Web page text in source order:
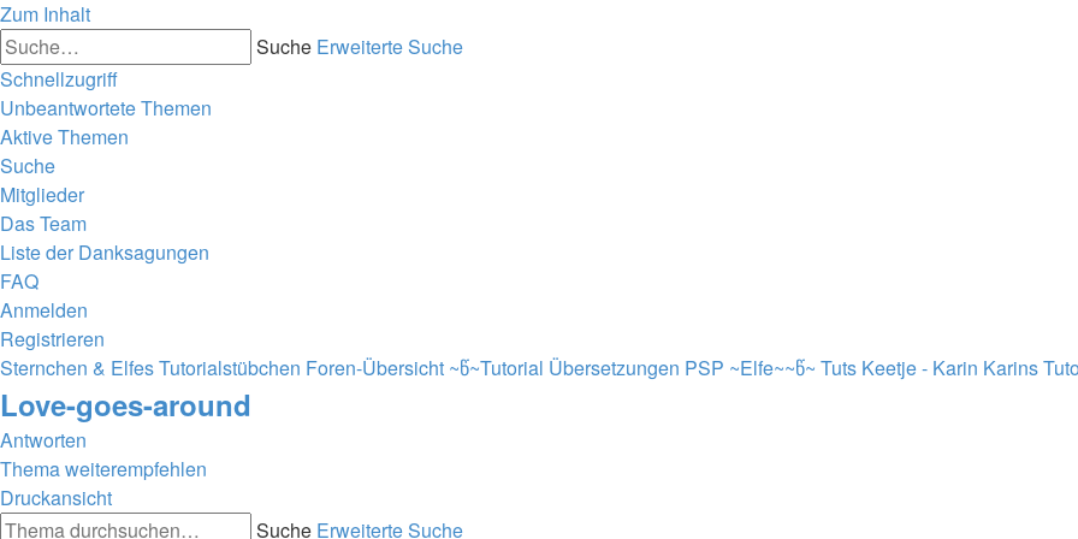
Zum Inhalt
Suche Erweiterte Suche
Schnellzugriff
Unbeantwortete Themen
Aktive Themen
Suche
Mitglieder
Das Team
Liste der Danksagungen
FAQ
Anmelden
Registrieren
Sternchen & Elfes Tutorialstübchen Foren-Übersicht ~წ~Tutorial Übersetzungen PSP ~Elfe~~წ~ Tuts Keetje - Karin Karins
Love-goes-around
Antworten
Thema weiterempfehlen
Druckansicht
Suche Erweiterte Suche